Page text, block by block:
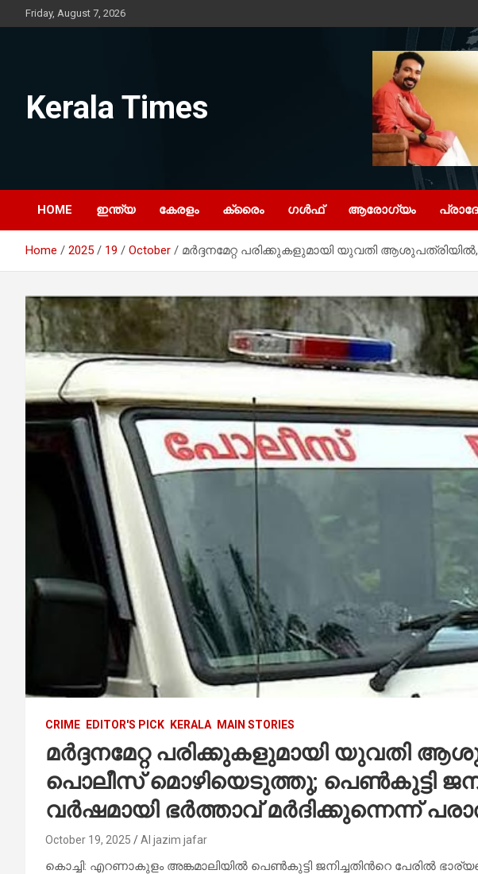
to
Friday, August 7, 2026
Kerala Times
HOME ഇന്ത്യ കേരളം ക്രൈം ഗൾഫ് ആരോഗ്യം
Home 2025 19 October മർദ്ദനമേറ്റ പരിക്കുകളുമായി യുവതി
CRIME EDITOR'S PICK KERALA MAIN STORIES
മർദ്ദനമേറ്റ പരിക്കുകളുമായി യുവതി
പൊലീസ് മൊഴിയെടുത്തു; പെൺകുട്ടി
വർഷമായി ഭർത്താവ് മർദിക്കുന്നെന്ന്
October 19, 2025 Al jazim jafar
കൊച്ചി: എറണാകുളം അങ്കമാലിയിൽ പെൺകുട്ടി ജനിച്ചതിന്‍റെ പേരിൽ